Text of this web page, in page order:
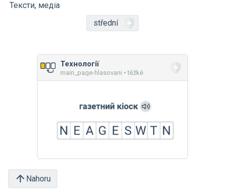
Тексти, медіа
střední
Технології
main_page-hlasovani • těžké
Nahoru